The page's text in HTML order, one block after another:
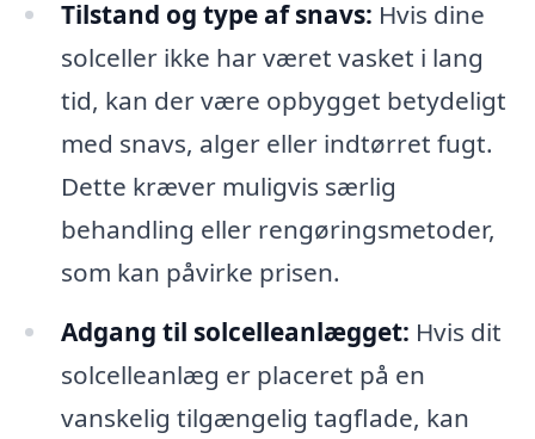
Tilstand og type af snavs: Hvis dine
solceller ikke har været vasket i lang
tid, kan der være opbygget betydeligt
med snavs, alger eller indtørret fugt.
Dette kræver muligvis særlig
behandling eller rengøringsmetoder,
som kan påvirke prisen.
Adgang til solcelleanlægget: Hvis dit
solcelleanlæg er placeret på en
vanskelig tilgængelig tagflade, kan